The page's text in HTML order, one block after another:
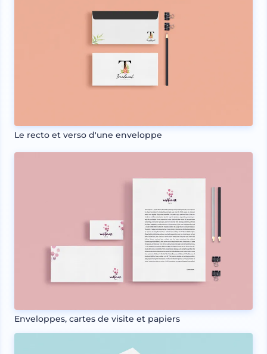
Le recto et verso d'une enveloppe
Enveloppes, cartes de visite et papiers